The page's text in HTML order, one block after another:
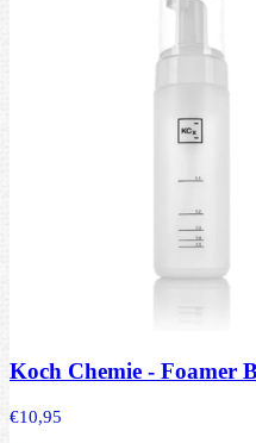
Koch Chemie - Foamer
€10,95